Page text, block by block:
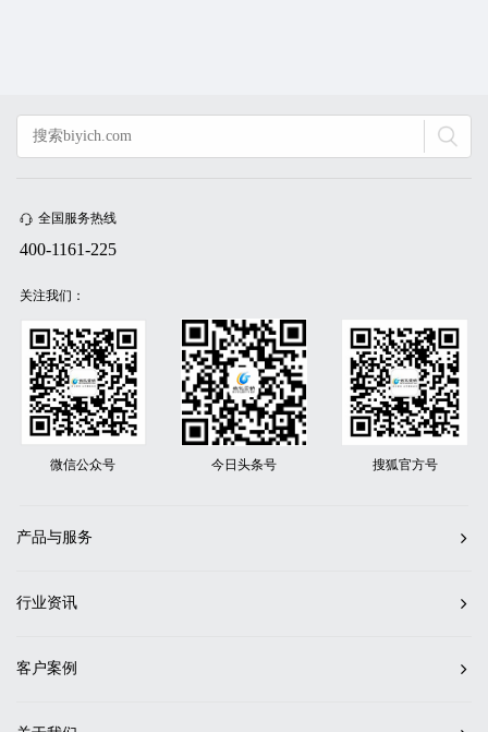
全国服务热线
400-1161-225
关注我们：
微信公众号 今日头条号 搜狐官方号
产品与服务
行业资讯
客户案例